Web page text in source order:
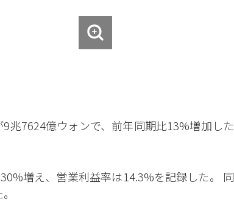
兆7624億ウォンで、前年同期比13%増加した
増え、営業利益率は14.3%を記録した。 同